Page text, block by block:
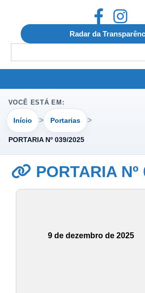
Radar da
for:
VOCÊ ESTÁ EM:
Início Portarias
PORTARIA Nº 039/2025
PORTARIA
9 de dezembro de 2025